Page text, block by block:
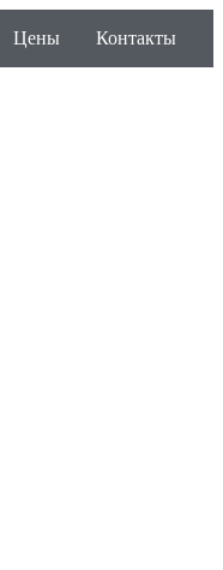
Цены Контакты